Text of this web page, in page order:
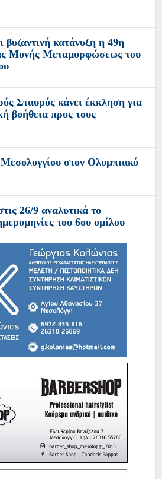
κατάνυξη η 49η
Μονής Μεταμορφώσεως του
Σταυρός κάνει έκκληση για
βοήθεια προς τους
στον Ολυμπιακό
26/9 αναλυτικά το
του 6ου ομίλου